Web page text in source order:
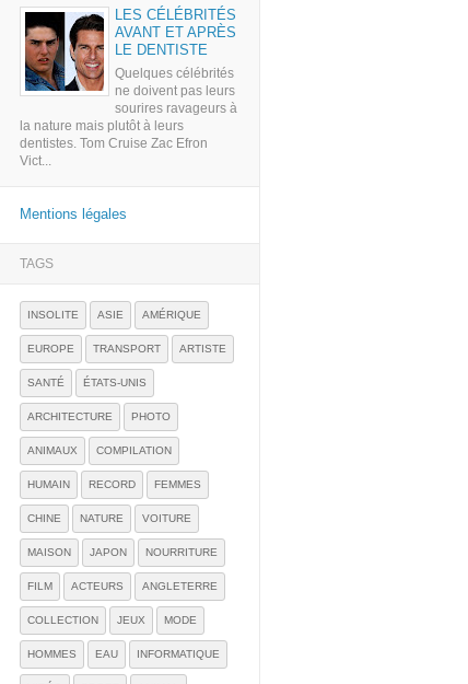
LES CÉLÉBRITÉS
AVANT ET APRÈS
LE DENTISTE
Quelques célébrités
ne doivent pas leurs
sourires ravageurs à
la nature mais plutôt à leurs
dentistes. Tom Cruise Zac Efron
Vict...
Mentions légales
TAGS
INSOLITE ASIE AMÉRIQUE
EUROPE TRANSPORT ARTISTE
SANTÉ ÉTATS-UNIS
ARCHITECTURE PHOTO
ANIMAUX COMPILATION
HUMAIN RECORD FEMMES
CHINE NATURE VOITURE
MAISON JAPON NOURRITURE
FILM ACTEURS ANGLETERRE
COLLECTION JEUX MODE
HOMMES EAU INFORMATIQUE